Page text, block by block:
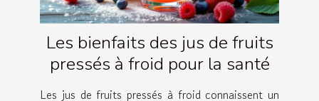
Les bienfaits des jus de fruits
pressés à froid pour la santé
Les jus de fruits pressés à froid connaissent un